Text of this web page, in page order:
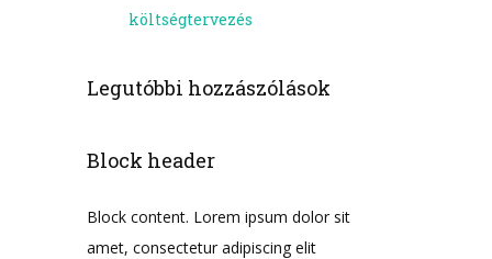
költségtervezés
Legutóbbi hozzászólások
Block header
Block content. Lorem ipsum dolor sit
amet, consectetur adipiscing elit